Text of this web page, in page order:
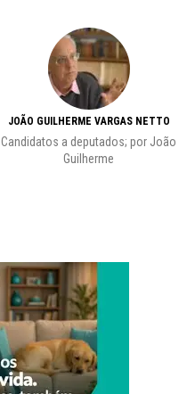
JOÃO GUILHERME VARGAS NETTO
Candidatos a deputados; por João
Guilherme